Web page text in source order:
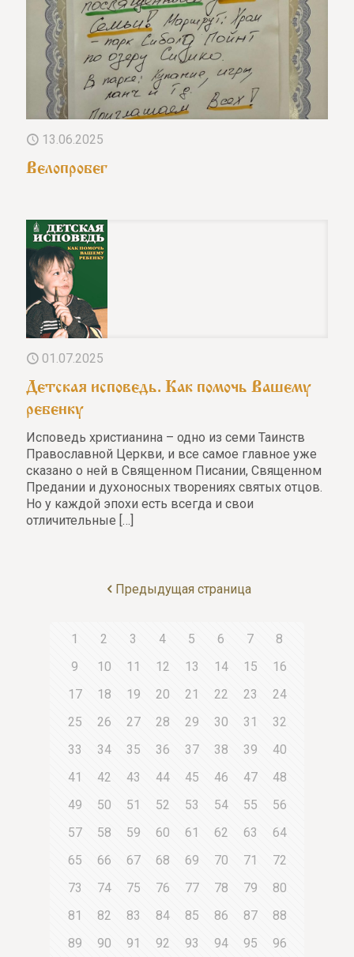
13.06.2025
Велопробег
01.07.2025
Детская исповедь. Как помочь Вашему
ребенку
Исповедь христианина – одно из семи Таинств
Православной Церкви, и все самое главное уже
сказано о ней в Священном Писании, Священном
Предании и духоносных творениях святых отцов.
Но у каждой эпохи есть всегда и свои
отличительные […]
Предыдущая страница
1 2 3 4 5 6 7
8
9
10 11 12 13 14 15
16
17
18 19 20 21 22 23
24
25
26 27 28 29 30 31
32
33
34 35 36 37 38 39
40
41
42 43 44 45 46 47
48
49
50 51 52 53 54 55
56
57
58 59 60 61 62 63
64
65
66 67 68 69 70 71
72
73
74 75 76 77 78 79
80
81
82 83 84 85 86 87
88
89
90 91 92 93 94 95 96